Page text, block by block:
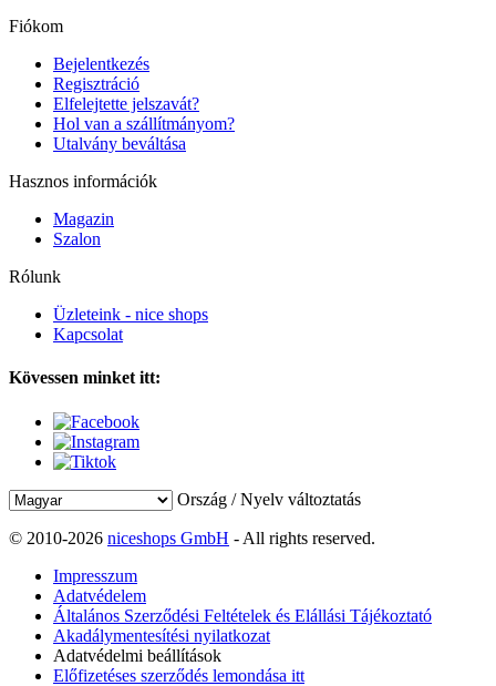
Fiókom
Bejelentkezés
Regisztráció
Elfelejtette jelszavát?
Hol van a szállítmányom?
Utalvány beváltása
Hasznos információk
Magazin
Szalon
Rólunk
Üzleteink - nice shops
Kapcsolat
Kövessen minket itt:
Ország / Nyelv változtatás
© 2010-2026 niceshops GmbH - All rights reserved.
Impresszum
Adatvédelem
Általános Szerződési Feltételek és Elállási Tájékoztató
Akadálymentesítési nyilatkozat
Adatvédelmi beállítások
Előfizetéses szerződés lemondása itt